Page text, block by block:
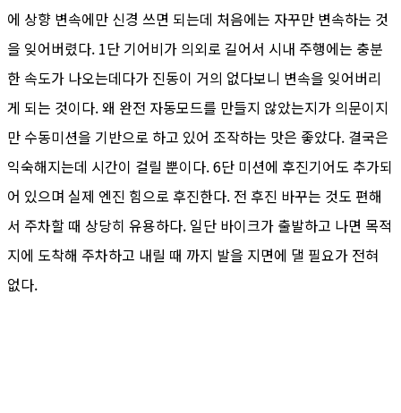
에 상향 변속에만 신경 쓰면 되는데 처음에는 자꾸만 변속하는 것
을 잊어버렸다. 1단 기어비가 의외로 길어서 시내 주행에는 충분
한 속도가 나오는데다가 진동이 거의 없다보니 변속을 잊어버리
게 되는 것이다. 왜 완전 자동모드를 만들지 않았는지가 의문이지
만 수동미션을 기반으로 하고 있어 조작하는 맛은 좋았다. 결국은
익숙해지는데 시간이 걸릴 뿐이다. 6단 미션에 후진기어도 추가되
어 있으며 실제 엔진 힘으로 후진한다. 전 후진 바꾸는 것도 편해
서 주차할 때 상당히 유용하다. 일단 바이크가 출발하고 나면 목적
지에 도착해 주차하고 내릴 때 까지 발을 지면에 댈 필요가 전혀
없다.